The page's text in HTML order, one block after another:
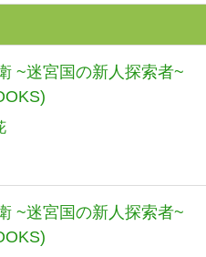
~迷宮国の新人探索者~
~迷宮国の新人探索者~